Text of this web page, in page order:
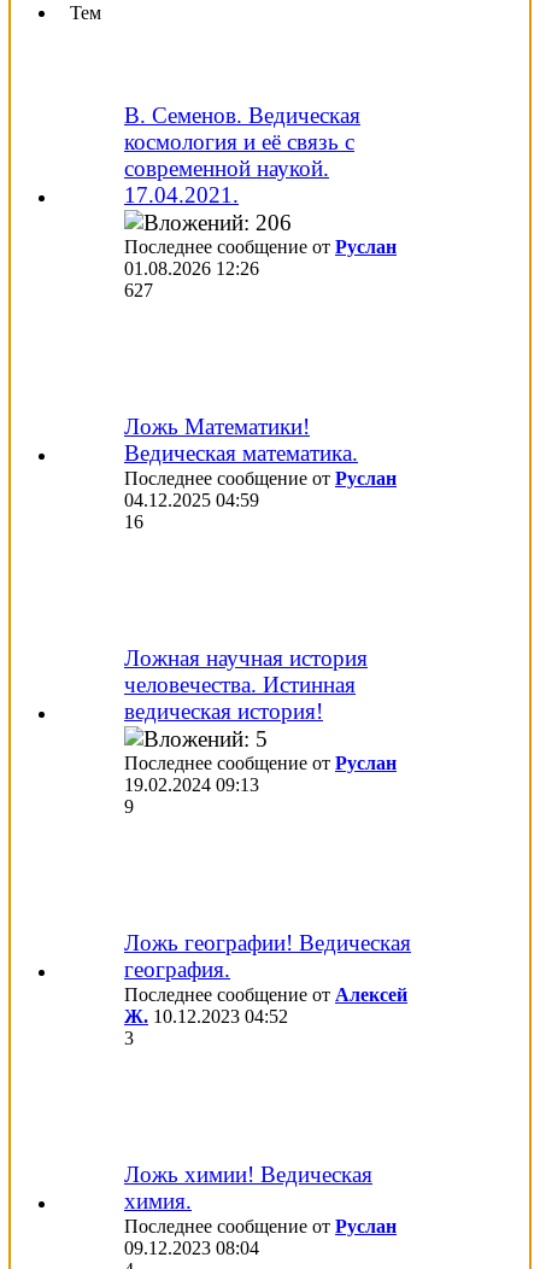
Тем
В. Семенов. Ведическая
космология и её связь с
современной наукой.
17.04.2021.
Последнее сообщение от Руслан
01.08.2026 12:26
627
Ложь Математики!
Ведическая математика.
Последнее сообщение от Руслан
04.12.2025 04:59
16
Ложная научная история
человечества. Истинная
ведическая история!
Последнее сообщение от Руслан
19.02.2024 09:13
9
Ложь географии! Ведическая
география.
Последнее сообщение от Алексей
Ж. 10.12.2023 04:52
3
Ложь химии! Ведическая
химия.
Последнее сообщение от Руслан
09.12.2023 08:04